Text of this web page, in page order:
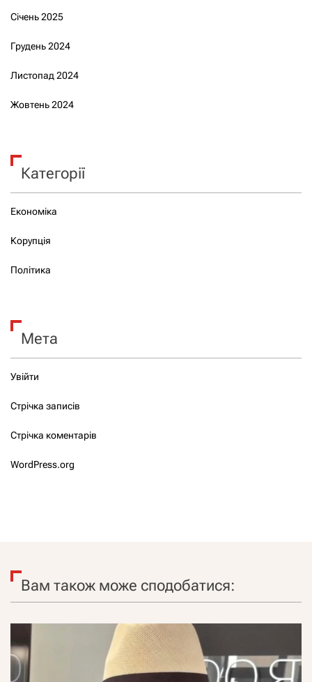
Січень 2025
Грудень 2024
Листопад 2024
Жовтень 2024
Категорії
Економіка
Корупція
Політика
Мета
Увійти
Стрічка записів
Стрічка коментарів
WordPress.org
Вам також може сподобатися: